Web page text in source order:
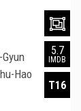
Hao
5.7
IMDB
T16